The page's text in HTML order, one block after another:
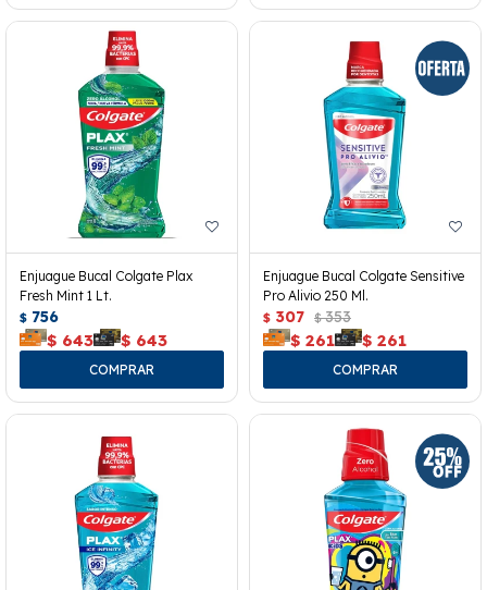
Enjuague Bucal Colgate Plax
Fresh Mint 1 Lt.
$ 756
$ 643 $ 643
Enjuague Bucal Colgate Sensitive
Pro Alivio 250 Ml.
$ 307 $ 353
$ 261 $ 261